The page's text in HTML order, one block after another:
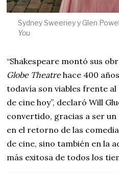
Sydney Sweeney y Glen
You
“Shakespeare montó sus
Globe Theatrehace 400
todavía son viables frente al
de cine hoy”, declaró Will
convertido, gracias a ser
en el retorno de las
de cine, sino también en la
más exitosa de todos los